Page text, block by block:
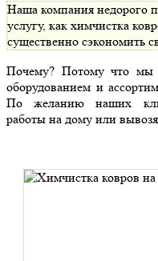
Наша компания недорого
услугу, как химчистка
существенно сэкономить
Почему? Потому что мы
оборудованием и
По желанию наших
работы на дому или